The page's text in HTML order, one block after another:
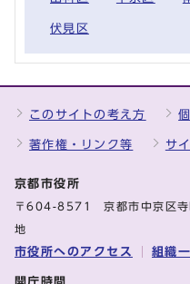
伏見区
このサイトの考え方
著作権・リンク等 サ
京都市役所
〒604-8571 京都市中京区寺
地
市役所へのアクセス 組織
開庁時間